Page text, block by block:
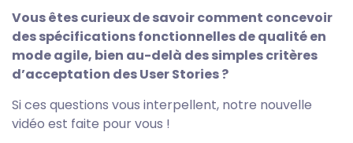
Vous êtes curieux de savoir comment concevoir
des spécifications fonctionnelles de qualité en
mode agile, bien au-delà des simples critères
d’acceptation des User Stories ?
Si ces questions vous interpellent, notre nouvelle
vidéo est faite pour vous !